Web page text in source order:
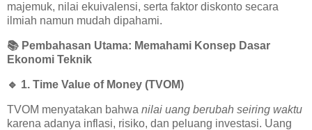
majemuk, nilai ekuivalensi, serta faktor diskonto secara
ilmiah namun mudah dipahami.
📚 Pembahasan Utama: Memahami Konsep Dasar
Ekonomi Teknik
🔹 1. Time Value of Money (TVOM)
TVOM menyatakan bahwa nilai uang berubah seiring waktu
karena adanya inflasi, risiko, dan peluang investasi. Uang